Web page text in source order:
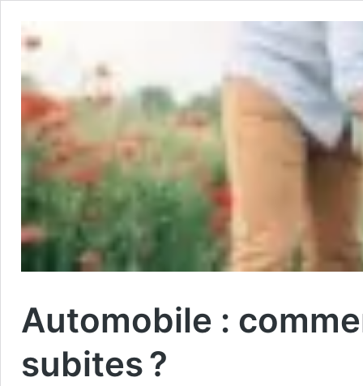
Automobile :
subites ?